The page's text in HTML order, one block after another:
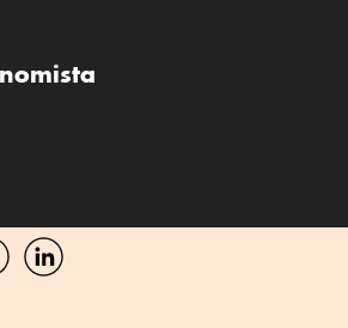
Compartir